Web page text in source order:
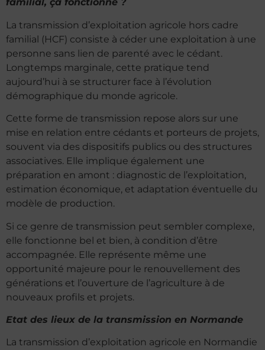
familial, ça fonctionne ?
La transmission d’exploitation agricole hors cadre
familial (HCF) consiste à céder une exploitation à une
personne sans lien de parenté avec le cédant.
Longtemps marginale, cette pratique tend
aujourd’hui à se structurer face à l’évolution
démographique du monde agricole.
Cette forme de transmission repose alors sur une
mise en relation entre cédants et porteurs de projets,
souvent via des dispositifs publics ou des structures
associatives. Elle implique également une
préparation en amont : diagnostic de l’exploitation,
estimation économique, et adaptation éventuelle du
modèle de production.
Si ce genre de transmission peut sembler complexe,
elle fonctionne bel et bien, à condition d’être
accompagnée. Elle représente même une
opportunité majeure pour le renouvellement des
générations et l’ouverture de l’agriculture à de
nouveaux profils et projets.
Etat des lieux de la transmission en Normande
La transmission d’exploitation agricole en Normandie